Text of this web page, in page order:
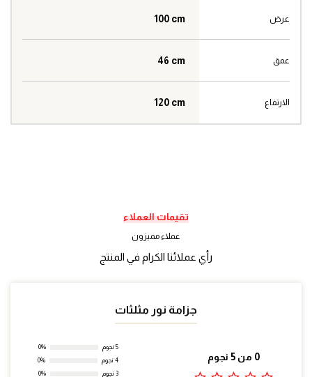
عرض 100 cm
عمق 46 cm
الارتفاع 120 cm
تقيمات العملاء
عملاء مميزون
رأي عملائنا الكرام في المنتج
جزامة نور مثلثات
0 من 5 نجوم
5 نجوم
0%
4 نجوم
0%
3 نجوم
0%